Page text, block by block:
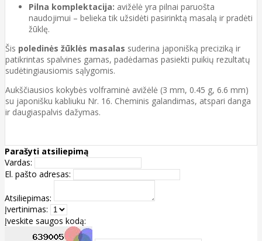
Pilna komplektacija: avižėlė yra pilnai paruošta
naudojimui – belieka tik užsidėti pasirinktą masalą ir pradėti
žūklę.
Šis poledinės žūklės masalas suderina japonišką preciziką ir
patikrintas spalvines gamas, padėdamas pasiekti puikių rezultatų
sudėtingiausiomis sąlygomis.
Aukščiausios kokybės volframinė avižėlė (3 mm, 0.45 g, 6.6 mm)
su japonišku kabliuku Nr. 16. Cheminis galandimas, atspari danga
ir daugiaspalvis dažymas.
Parašyti atsiliepimą
Vardas:
El. pašto adresas:
Atsiliepimas:
Įvertinimas:
Įveskite saugos kodą: